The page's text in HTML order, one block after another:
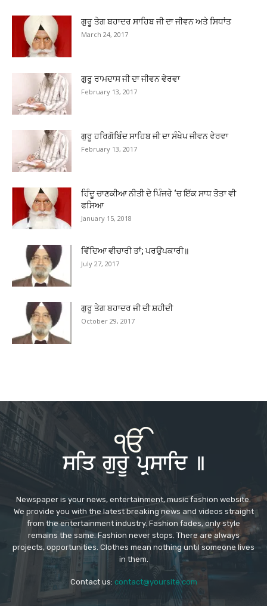
ਗੁਰੂ ਤੇਗ ਬਹਾਦਰ ਸਾਹਿਬ ਜੀ ਦਾ ਜੀਵਨ ਅਤੇ ਸਿਧਾਂਤ
March 24, 2017
ਗੁਰੂ ਰਾਮਦਾਸ ਜੀ ਦਾ ਜੀਵਨ ਵੇਰਵਾ
February 13, 2017
ਗੁਰੂ ਹਰਿਗੋਬਿੰਦ ਸਾਹਿਬ ਜੀ ਦਾ ਸੰਖੇਪ ਜੀਵਨ ਵੇਰਵਾ
February 13, 2017
ਹਿੰਦੂ ਚਾਣਕੀਆ ਨੀਤੀ ਦੇ ਪਿੰਜਰੇ ‘ਚ ਇੱਕ ਸਾਧ ਤੋਤਾ ਵੀ
ਫਸਿਆ
January 15, 2018
ਵਿੱਦਿਆ ਵੀਚਾਰੀ ਤਾਂ; ਪਰਉਪਕਾਰੀ॥
July 27, 2017
ਗੁਰੂ ਤੇਗ ਬਹਾਦਰ ਜੀ ਦੀ ਸ਼ਹੀਦੀ
October 29, 2017
Newspaper is your news, entertainment, music fashion website.
We provide you with the latest breaking news and videos straight
from the entertainment industry. Fashion fades, only style
remains the same. Fashion never stops. There are always
projects, opportunities. Clothes mean nothing until someone lives
in them.
Contact us: contact@yoursite.com